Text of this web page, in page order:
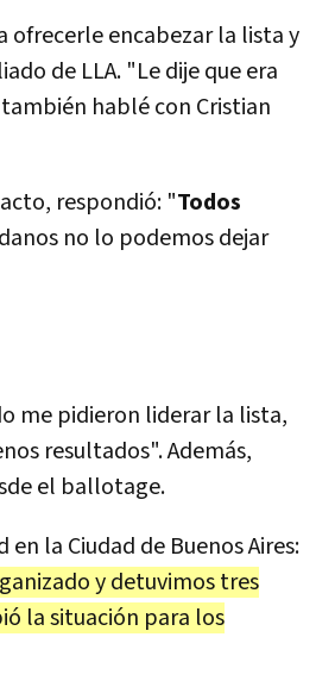
encabezar la lista y
de LLA. "Le dije que era
hablé con Cristian
respondió: "Todos
no lo podemos dejar
me pidieron liderar la lista,
resultados". Además,
el ballotage.
la Ciudad de Buenos Aires:
y detuvimos tres
la situación para los